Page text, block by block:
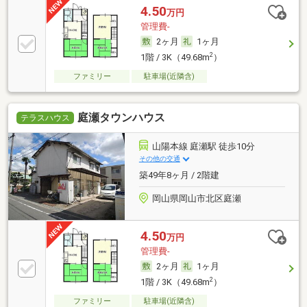
4.50万円
管理費-
2ヶ月
1ヶ月
1階 / 3K（49.68m2）
ファミリー 駐車場(近隣含)
テラスハウス 庭瀬タウンハウス
山陽本線 庭瀬駅 徒歩10分
その他の交通
築49年8ヶ月 / 2階建
岡山県岡山市北区庭瀬
4.50万円
管理費-
2ヶ月
1ヶ月
1階 / 3K（49.68m2）
ファミリー 駐車場(近隣含)